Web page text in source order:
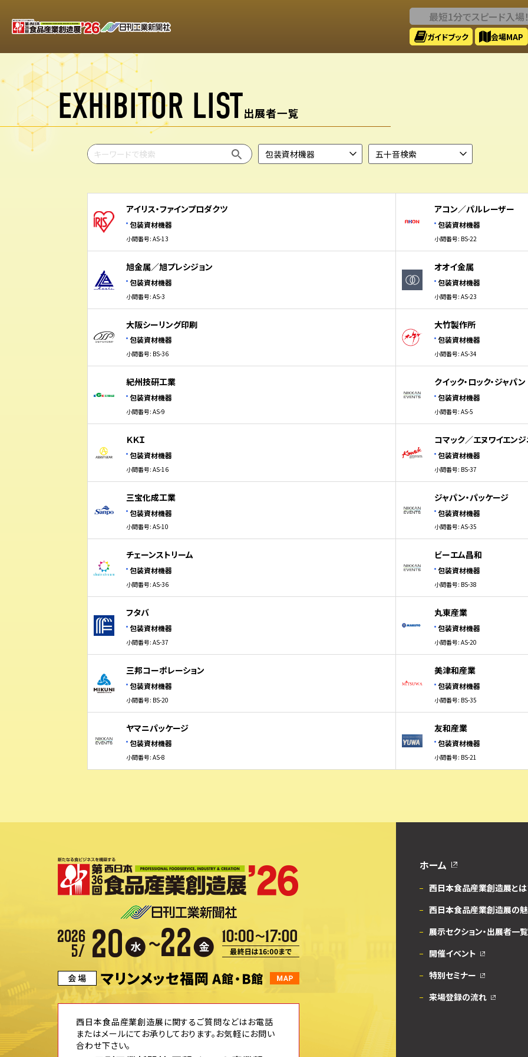
最短1分でスピード入場！
ガイドブック
会場MAP
EXHIBITOR LIST出展者一覧
アイリス・ファインプロダクツ
包装資材機器
小間番号: AS-13
アコン／パルレーザー
包装資材機器
小間番号: BS-22
旭金属／旭プレシジョン
包装資材機器
小間番号: AS-3
オオイ金属
包装資材機器
小間番号: AS-23
大阪シーリング印刷
包装資材機器
小間番号: BS-36
大竹製作所
包装資材機器
小間番号: AS-34
紀州技研工業
包装資材機器
小間番号: AS-9
クイック・ロック・ジャパン
包装資材機器
小間番号: AS-5
ＫＫＩ
包装資材機器
小間番号: AS-16
コマック／エヌワイエン
包装資材機器
小間番号: BS-37
三宝化成工業
包装資材機器
小間番号: AS-10
ジャパン・パッケージ
包装資材機器
小間番号: AS-35
チェーンストリーム
包装資材機器
小間番号: AS-36
ビーエム昌和
包装資材機器
小間番号: BS-38
フタバ
包装資材機器
小間番号: AS-37
丸東産業
包装資材機器
小間番号: AS-20
三邦コーポレーション
包装資材機器
小間番号: BS-20
美津和産業
包装資材機器
小間番号: BS-35
ヤマニパッケージ
包装資材機器
小間番号: AS-8
友和産業
包装資材機器
小間番号: BS-21
西日本食品産業創造展に関するご質問などはお電話
またはメールにてお承りしております。お気軽にお問い
合わせ下さい。
ホーム
西日本食品産業創造展とは
西日本食品産業創造展の
展示セクション・出展者一覧
開催イベント
特別セミナー
来場登録の流れ